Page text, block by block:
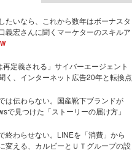
たいなら、これから数年はボーナスタ
義宏さんに聞くマーケターのスキルア
再定義される」サイバーエージェント
く、インターネット広告20年と転換点
は伝わらない。国産靴下ブランドが
で見つけた「ストーリーの届け方」
終わらせない。LINEを「消費」から
変える、カルビーとＵＴグループの設